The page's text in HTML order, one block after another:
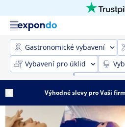
Gastronomické vybavení
Vybavení pro úklid
Výhodné slevy pro Vaši